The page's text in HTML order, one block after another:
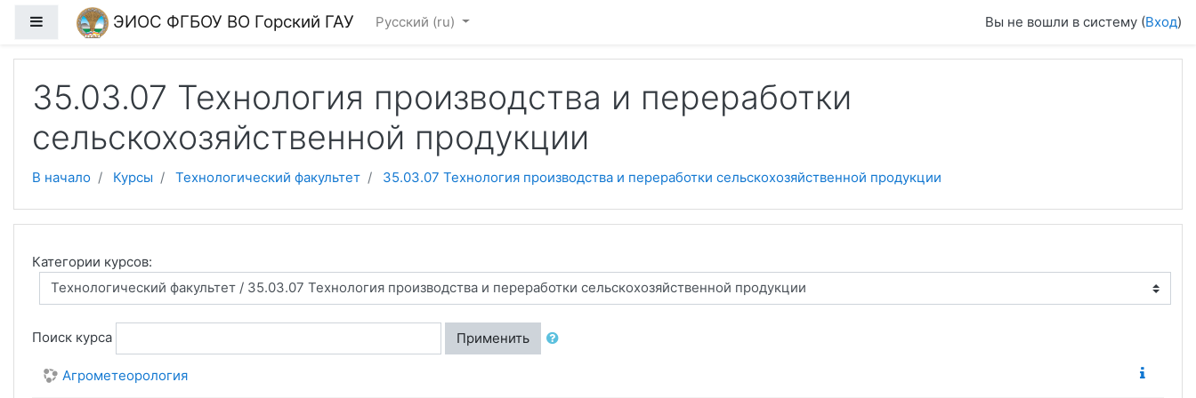
Перейти к основному содержанию
Боковая панельЭИОС ФГБОУ ВО Горский ГАУ Русский ‎(ru)‎ Вы не вошли в систему (Вход)
35.03.07 Технология производства и переработки
сельскохозяйственной продукции
В начало Курсы Технологический факультет 35.03.07 Технология производства и переработки сельскохозяйственной продукции
Категории курсов:
Поиск курса Применить
Агрометеорология